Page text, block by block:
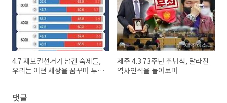
4.7 재보궐선거가 남긴 숙제들,
우리는 어떤 세상을 꿈꾸며 투표
제주 4.3 73주년 추념식, 달라진
역사인식을 돌아보며
댓글